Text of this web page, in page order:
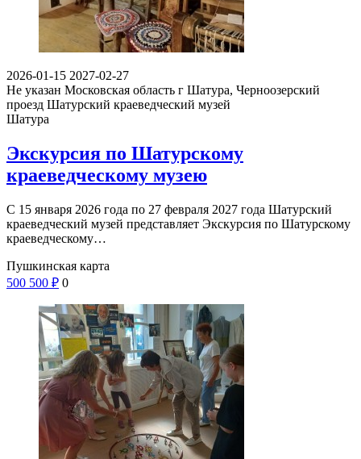
2026-01-15 2027-02-27
Не указан Московская область г Шатура, Черноозерский
проезд Шатурский краеведческий музей
Шатура
Экскурсия по Шатурскому
краеведческому музею
С 15 января 2026 года по 27 февраля 2027 года Шатурский
краеведческий музей представляет Экскурсия по Шатурскому
краеведческому…
Пушкинская карта
500 500 ₽ 0